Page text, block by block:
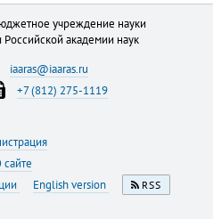
учреждение науки
академии наук
iaaras@iaaras.ru
+7 (812) 275-1119
English version RSS